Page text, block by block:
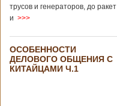
Уйгурского
автономного
Китая. Об этом
сообщает
агентство Синьхуа,
трусов и генераторов, до ракет
и >>>
ОСОБЕННОСТИ
ДЕЛОВОГО ОБЩЕНИЯ С
КИТАЙЦАМИ Ч.1